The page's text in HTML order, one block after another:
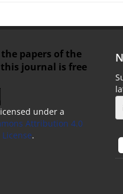
papers of the
journal is free
under a
Attribution 4.0
.